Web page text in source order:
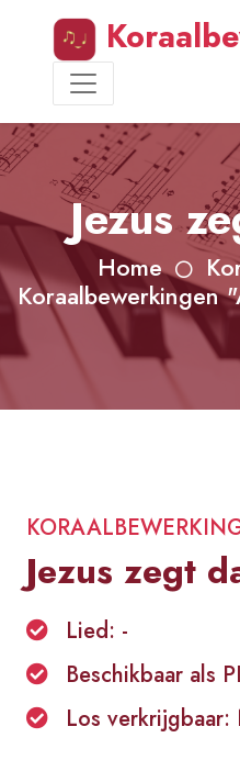
Jezus
Home
Koraalbewerkingen
Jezus zegt
Lied: -
Beschikbaar als
Los verkrijgbaar: